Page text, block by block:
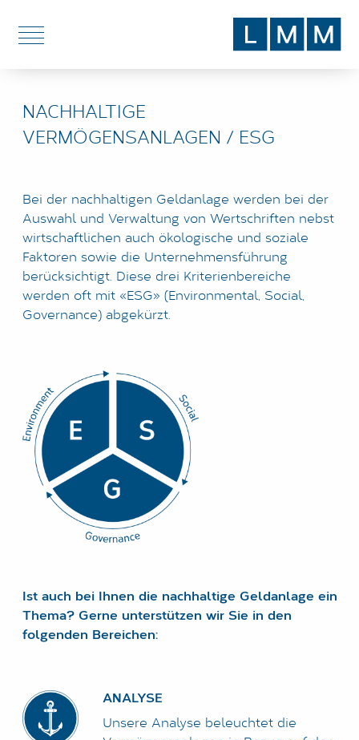
DIENSTLEISTUNGEN
BLOG
ÜBER UNS
STANDORTE
DATENSCHUTZ
IMPRESSUM
NACHHALTIGE
VERMÖGENSANLAGEN / ESG
Bei der nachhaltigen Geldanlage werden bei der
Auswahl und Verwaltung von Wertschriften nebst
wirtschaftlichen auch ökologische und soziale
Faktoren sowie die Unternehmensführung
berücksichtigt. Diese drei Kriterienbereiche
werden oft mit «ESG» (Environmental, Social,
Governance) abgekürzt.
Ist auch bei Ihnen die nachhaltige Geldanlage ein
Thema? Gerne unterstützen wir Sie in den
folgenden Bereichen:
ANALYSE
Unsere Analyse beleuchtet die